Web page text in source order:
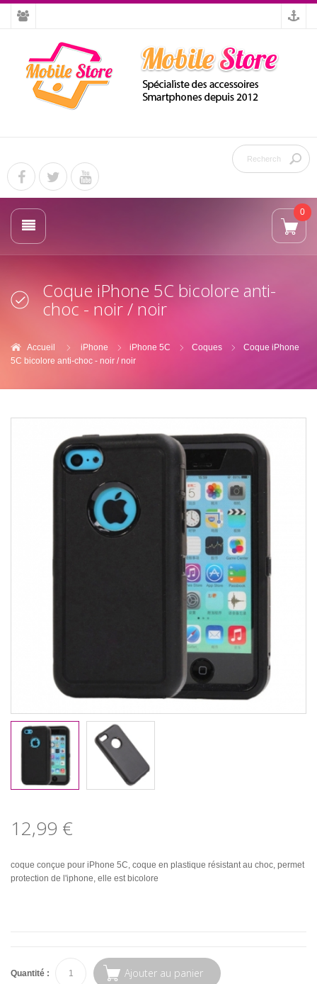
0
Coque iPhone 5C bicolore anti-
choc - noir / noir
Accueil iPhone iPhone 5C Coques
Coque iPhone
5C bicolore anti-choc - noir / noir
12,99 €
coque conçue pour iPhone 5C, coque en plastique résistant au choc, permet
protection de l'iphone, elle est bicolore
Quantité : Ajouter au panier